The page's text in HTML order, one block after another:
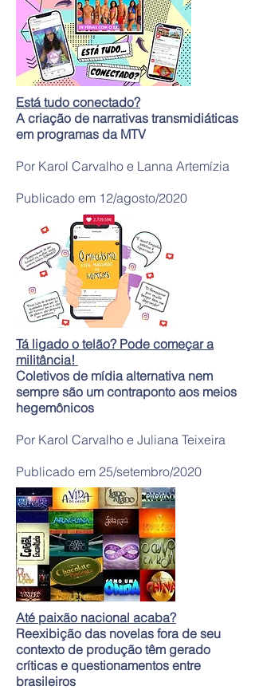
Está tudo conectado?
A criação de narrativas transmidiáticas
em programas da MTV
Por Karol Carvalho e Lanna Artemízia
Publicado em 12/agosto/2020
Tá ligado o telão? Pode começar a
militância!
Coletivos de mídia alternativa nem
sempre são um contraponto aos meios
hegemônicos
Por Karol Carvalho e Juliana Teixeira
Publicado em 25/setembro/2020
Até paixão nacional acaba?
Reexibição das novelas fora de seu
contexto de produção têm gerado
críticas e questionamentos entre
brasileiros